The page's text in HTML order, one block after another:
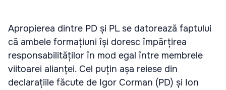
Apropierea dintre PD și PL se datorează faptului
că ambele formațiuni își doresc împărțirea
responsabilităților în mod egal între membrele
viitoarei alianței. Cel puțin așa reiese din
declarațiile făcute de Igor Corman (PD) și Ion